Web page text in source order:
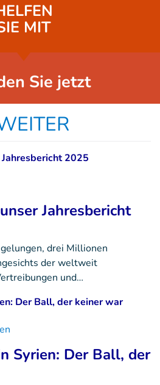
MIT
Sie jetzt
Jahresbericht
drei Millionen
der weltweit
und…
Syrien: Der Ball, der